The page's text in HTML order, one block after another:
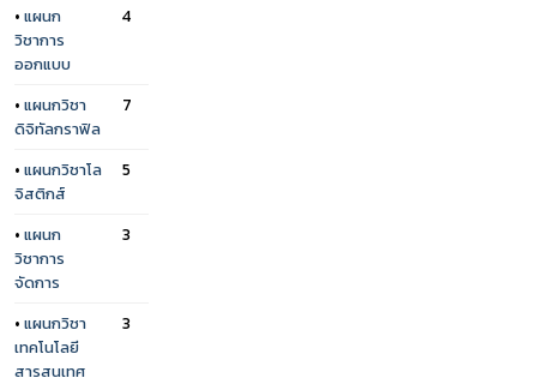
• แผนก
วิชาการ
ออกแบบ
4
• แผนกวิชา
ดิจิทัลกราฟิล
7
• แผนกวิชาโล
จิสติกส์
5
• แผนก
วิชาการ
จัดการ
3
• แผนกวิชา
เทคโนโลยี
สารสนเทศ
3